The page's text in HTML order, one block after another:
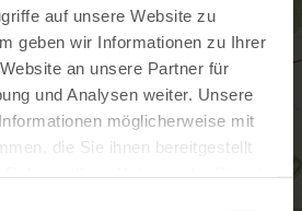
auf unsere Website zu
geben wir Informationen zu Ihrer
an unsere Partner für
und Analysen weiter. Unsere
möglicherweise mit
die Sie ihnen bereitgestellt